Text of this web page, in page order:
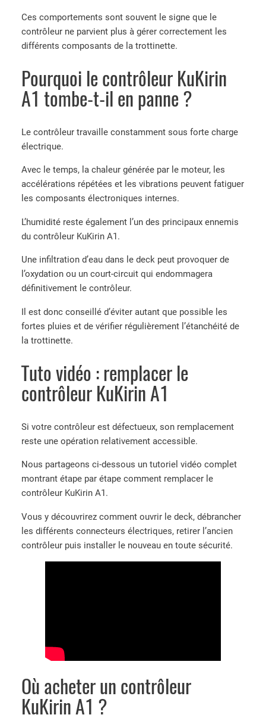
Ces comportements sont souvent le signe que le
contrôleur ne parvient plus à gérer correctement les
différents composants de la trottinette.
Pourquoi le contrôleur KuKirin
A1 tombe-t-il en panne ?
Le contrôleur travaille constamment sous forte charge
électrique.
Avec le temps, la chaleur générée par le moteur, les
accélérations répétées et les vibrations peuvent fatiguer
les composants électroniques internes.
L’humidité reste également l’un des principaux ennemis
du contrôleur KuKirin A1.
Une infiltration d’eau dans le deck peut provoquer de
l’oxydation ou un court-circuit qui endommagera
définitivement le contrôleur.
Il est donc conseillé d’éviter autant que possible les
fortes pluies et de vérifier régulièrement l’étanchéité de
la trottinette.
Tuto vidéo : remplacer le
contrôleur KuKirin A1
Si votre contrôleur est défectueux, son remplacement
reste une opération relativement accessible.
Nous partageons ci-dessous un tutoriel vidéo complet
montrant étape par étape comment remplacer le
contrôleur KuKirin A1.
Vous y découvrirez comment ouvrir le deck, débrancher
les différents connecteurs électriques, retirer l’ancien
contrôleur puis installer le nouveau en toute sécurité.
Où acheter un contrôleur
KuKirin A1 ?